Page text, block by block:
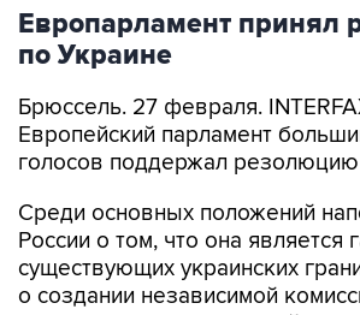
Европарламент принял
по Украине
Брюссель. 27 февраля.
Европейский парламент
голосов поддержал
Среди основных положений
России о том, что она является
существующих украинских
о создании независимой